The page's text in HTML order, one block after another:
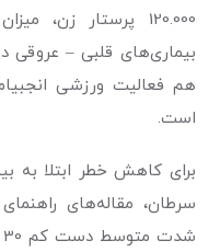
120.000 پرستار
بیماری‌های قلبی – عروقی
هم فعالیت ورزشی
است.
برای کاهش خطر ابتلا به
سرطان، مقاله‌های